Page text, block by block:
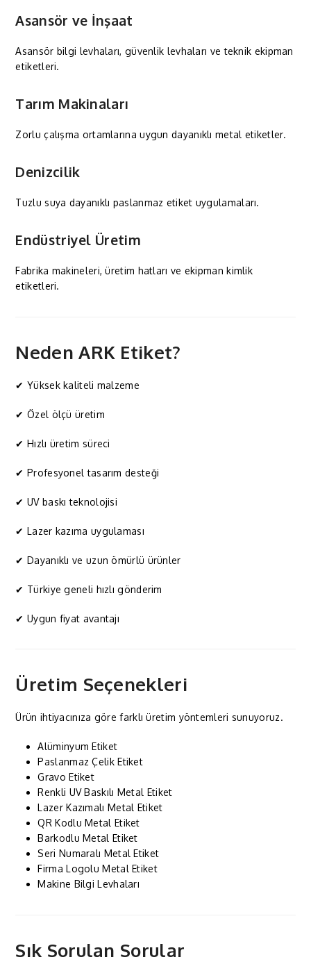
Asansör ve İnşaat
Asansör bilgi levhaları, güvenlik levhaları ve teknik ekipman
etiketleri.
Tarım Makinaları
Zorlu çalışma ortamlarına uygun dayanıklı metal etiketler.
Denizcilik
Tuzlu suya dayanıklı paslanmaz etiket uygulamaları.
Endüstriyel Üretim
Fabrika makineleri, üretim hatları ve ekipman kimlik
etiketleri.
Neden ARK Etiket?
✔ Yüksek kaliteli malzeme
✔ Özel ölçü üretim
✔ Hızlı üretim süreci
✔ Profesyonel tasarım desteği
✔ UV baskı teknolojisi
✔ Lazer kazıma uygulaması
✔ Dayanıklı ve uzun ömürlü ürünler
✔ Türkiye geneli hızlı gönderim
✔ Uygun fiyat avantajı
Üretim Seçenekleri
Ürün ihtiyacınıza göre farklı üretim yöntemleri sunuyoruz.
Alüminyum Etiket
Paslanmaz Çelik Etiket
Gravo Etiket
Renkli UV Baskılı Metal Etiket
Lazer Kazımalı Metal Etiket
QR Kodlu Metal Etiket
Barkodlu Metal Etiket
Seri Numaralı Metal Etiket
Firma Logolu Metal Etiket
Makine Bilgi Levhaları
Sık Sorulan Sorular